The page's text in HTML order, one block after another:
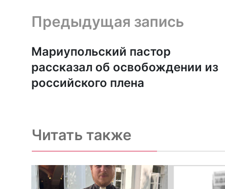
Предыдущая запись и следующая запись
Предыдущая запись
Мариупольский пастор
рассказал об освобождении из
российского плена
Читать также